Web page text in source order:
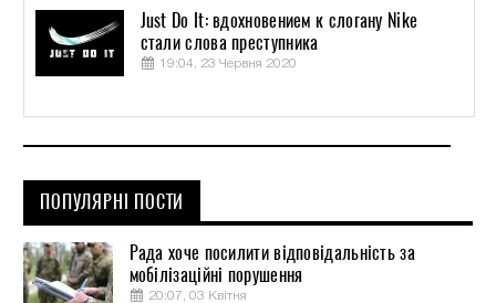
Just Do It: вдохновением к слогану Nike
стали слова преступника
19:04, 23 Червня 2020
ПОПУЛЯРНІ ПОСТИ
Рада хоче посилити відповідальність за
мобілізаційні порушення
20:07, 03 Квітня